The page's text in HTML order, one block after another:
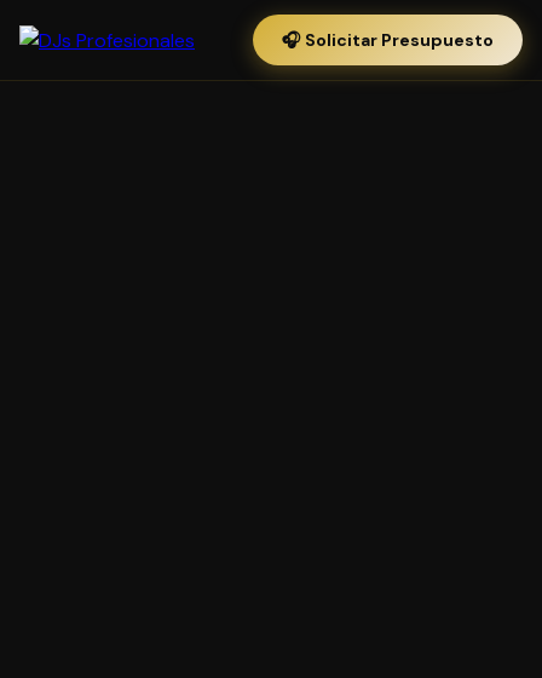
🎧 Solicitar Presupuesto